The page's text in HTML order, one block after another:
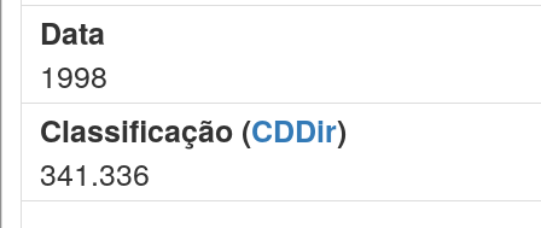
Data
1998
Classificação (CDDir)
341.336